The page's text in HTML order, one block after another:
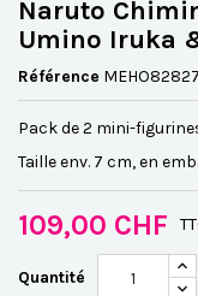
Naruto
Umino Iruka
Référence
Pack de 2 mini-
Taille env. 7 cm, en
109,00 CHF
Quantité